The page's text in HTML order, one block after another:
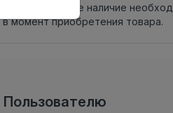
Проверяйте наличие
в момент приобретения товара.
Пользователю